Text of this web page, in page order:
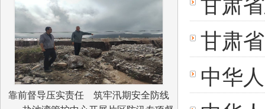
靠前督导压实责任 筑牢汛期安全防线
甘肃
甘肃
中华